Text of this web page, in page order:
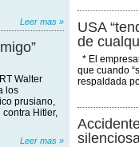
Leer mas »
Walter
los
prusiano,
Hitler,
Leer mas »
USA
de
* El
que cuando
respaldada